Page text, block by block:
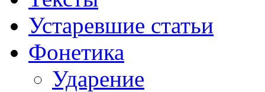
Устаревшие статьи
Фонетика
Ударение